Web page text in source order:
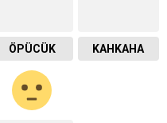
ÖPÜCÜK KAHKAHA